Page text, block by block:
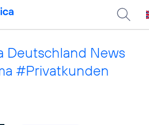
Deutschland News
#Privatkunden